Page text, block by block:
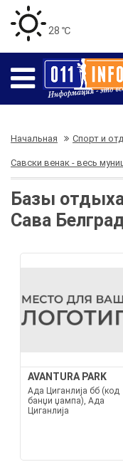
28 ℃
Начальная Спорт и
Савски венак - весь
Базы
Сава
AVANTURA PARK
Ада Циганлија бб (код
банџи џампа), Ада
Циганлија